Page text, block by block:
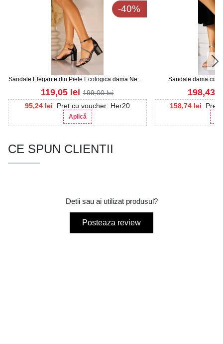
-40%
Sandale Elegante din Piele Ecologica dama Negre
Arsah
95,24 lei Pret cu voucher: Her20
Aplică
119,05 lei 199,00lei
Sandale dama cu
158,74 lei Pret
198,43
CE SPUN CLIENTII
Detii sau ai utilizat produsul?
Posteaza review